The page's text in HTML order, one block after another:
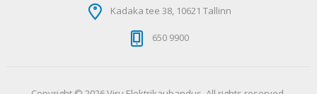
Kadaka tee 38, 10621 Tallinn
650 9900